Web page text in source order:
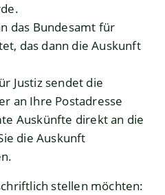
das Bundesamt für
das dann die Auskunft
Justiz sendet die
an Ihre Postadresse
Auskünfte direkt an die
die Auskunft
stellen möchten: